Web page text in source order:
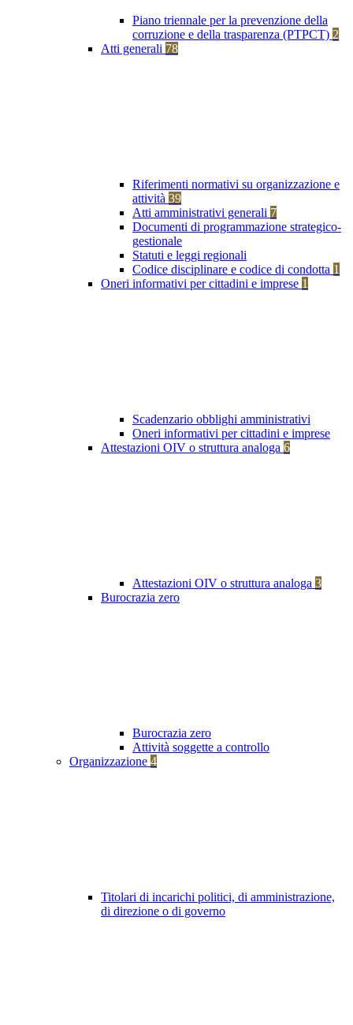
Piano triennale per la prevenzione della
corruzione e della trasparenza (PTPCT) 2
Atti generali 78
Riferimenti normativi su organizzazione e
attività 39
Atti amministrativi generali 7
Documenti di programmazione strategico-
gestionale
Statuti e leggi regionali
Codice disciplinare e codice di condotta 1
Oneri informativi per cittadini e imprese 1
Scadenzario obblighi amministrativi
Oneri informativi per cittadini e imprese
Attestazioni OIV o struttura analoga 6
Attestazioni OIV o struttura analoga 3
Burocrazia zero
Burocrazia zero
Attività soggette a controllo
Organizzazione 4
Titolari di incarichi politici, di amministrazione,
di direzione o di governo